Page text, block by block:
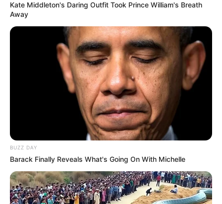
Kate Middleton's Daring Outfit Took Prince William's Breath
Away
BUZZ DAY
Barack Finally Reveals What's Going On With Michelle